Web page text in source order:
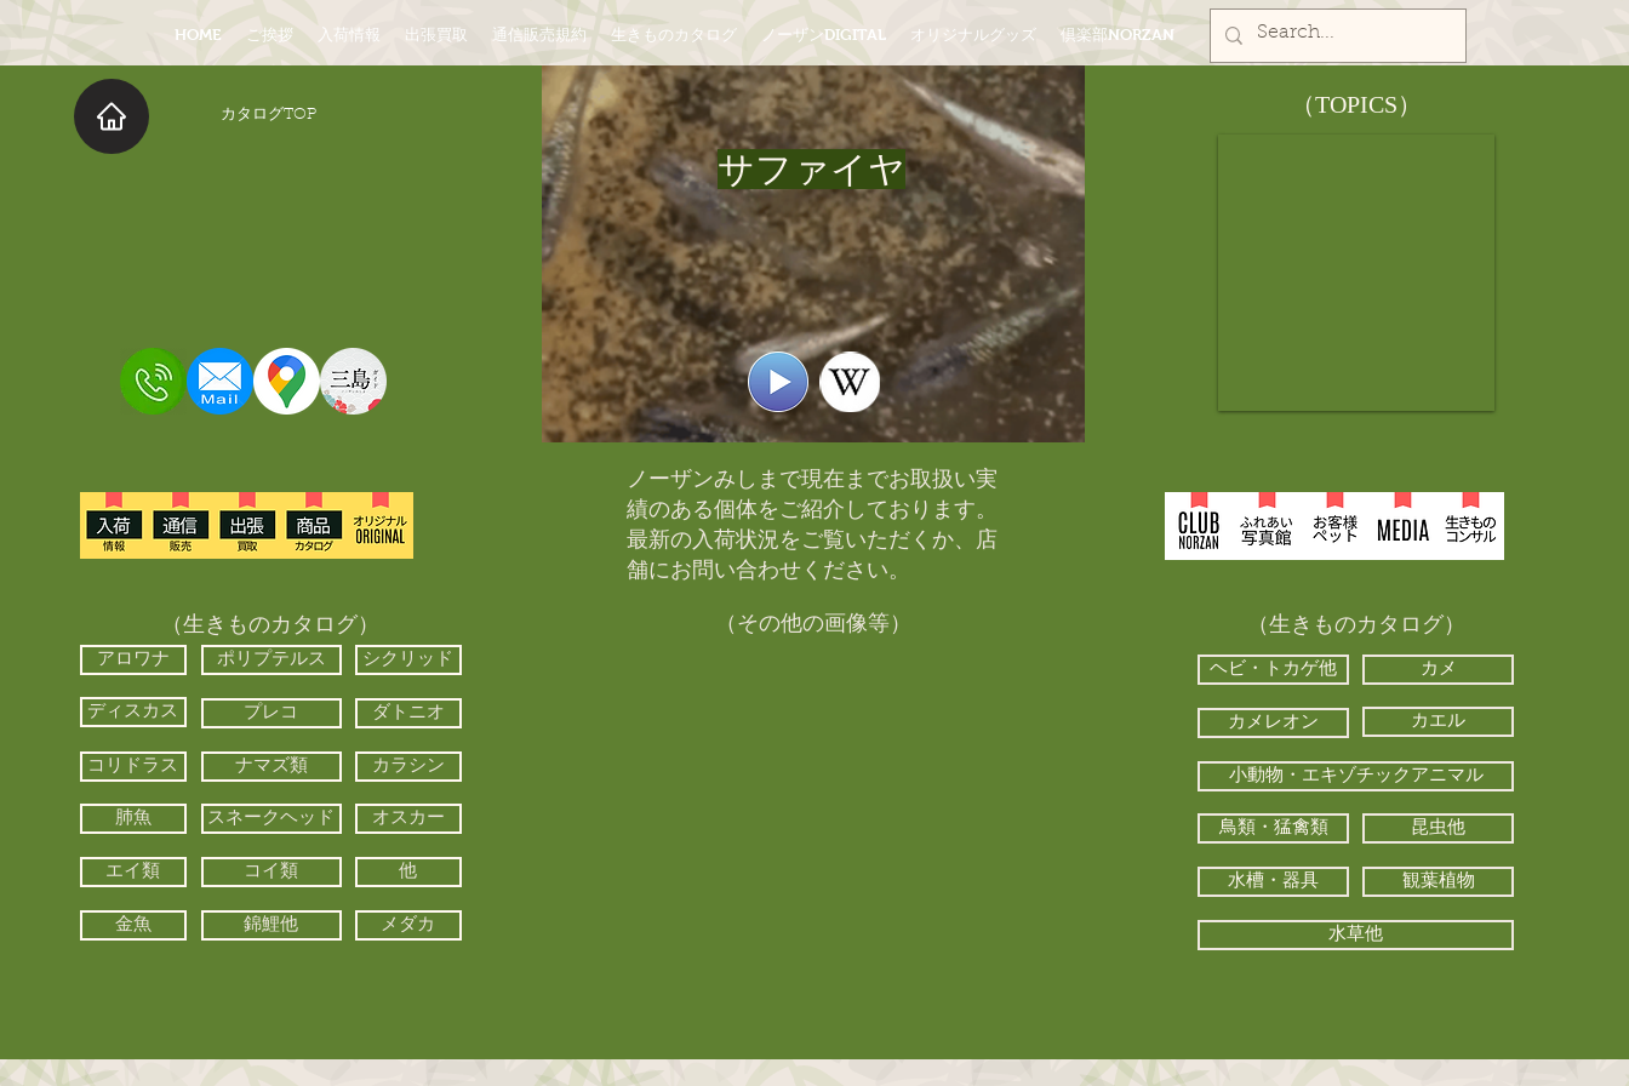
HOME ご挨拶 入荷情報 出張買取 通信販売規約 生きものカタログ ノーザンDIGITAL オリジナルグッズ 倶楽部NORZAN
​カタログTOP
サファイヤ
​（TOPICS）
（生きものカタログ）
アロワナ ポリプテルス シクリッド
ディスカス プレコ ダトニオ
コリドラス ナマズ類 カラシン
肺魚 スネークヘッド オスカー
エイ類 コイ類 他
金魚 錦鯉他 メダカ
ノーザンみしまで現在までお取扱い実
績のある個体をご紹介しております。​
最新の入荷状況をご覧いただくか、店
舗にお問い合わせください。​
（その他の画像等） （生きものカタログ）
ヘビ・トカゲ他 カメ
カメレオン カエル
小動物・エキゾチックアニマル
鳥類・猛禽類 昆虫他
水槽・器具 観葉植物
水草他